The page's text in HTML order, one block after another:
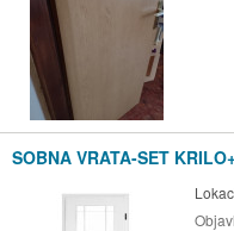
SOBNA VRATA-SET